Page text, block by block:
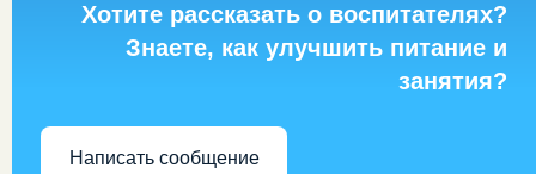
Хотите рассказать о воспитателях?
Знаете, как улучшить питание и
занятия?
Написать сообщение